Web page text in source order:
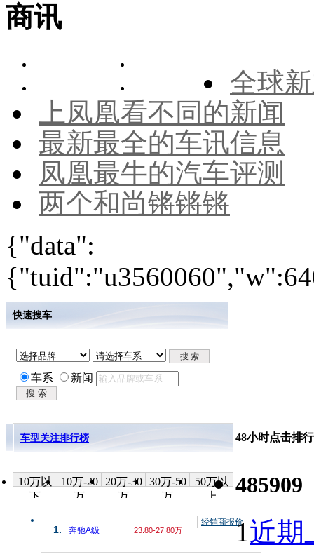
商讯
全球
上凤凰看不同的新闻
最新最全的车讯信息
凤凰最牛的汽车评测
两个和尚锵锵锵
{"data":
快速搜车
车系 新闻
车型关注排行榜
10万以
下
10万-20
万
20万-30
万
30万-50
万
50万以
上
1. 奔驰A级 23.80-27.80万
经销商报价
48小时点击排行
485909
1近期